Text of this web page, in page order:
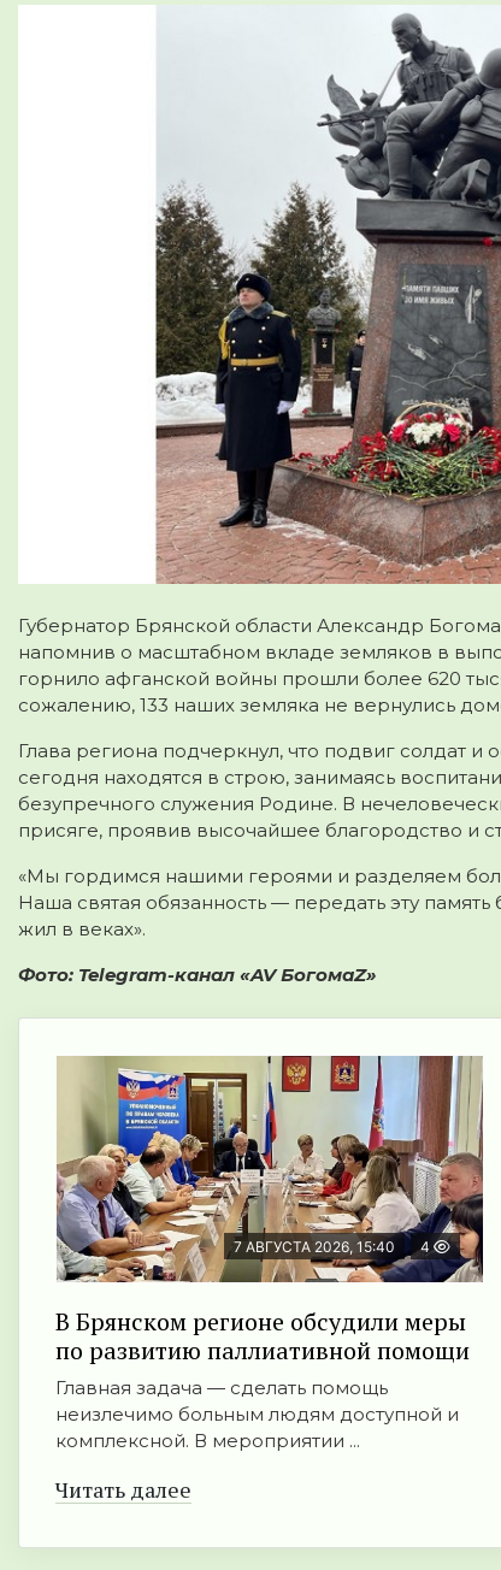
Губернатор Брянской области Александр
напомнив о масштабном вкладе земляков в
горнило афганской войны прошли более 620
сожалению, 133 наших земляка не вернулись
Глава региона подчеркнул, что подвиг солдат
сегодня находятся в строю, занимаясь
безупречного служения Родине. В
присяге, проявив высочайшее благородство и
«Мы гордимся нашими героями и разделяем
Наша святая обязанность — передать эту
жил в веках».
Фото: Telegram-канал «AV БогомаZ»
7 АВГУСТА 2026, 15:40 4
В Брянском регионе обсудили меры
по развитию паллиативной помощи
Главная задача — сделать помощь
неизлечимо больным людям доступной и
комплексной. В мероприятии ...
Читать далее